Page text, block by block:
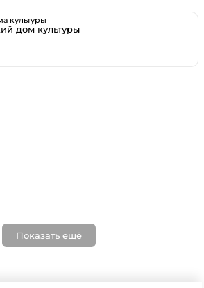
культуры
дом культуры
Показать ещё